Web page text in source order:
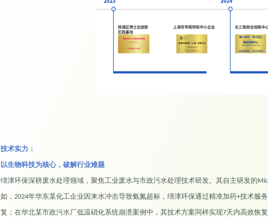
技术实力 ：
以生物科技为核心，破解行业难题
绵津环保深耕废水处理领域，聚焦工业废水与市政污水处理技术研发。其自主研发的
如， 2024年华东某化工企业因来水冲击导致氨氮超标，绵津环保通过精准加药+技术服
复；在华北某市政污水厂低温硝化系统崩溃案例中，其技术方案同样实现7天内高效恢